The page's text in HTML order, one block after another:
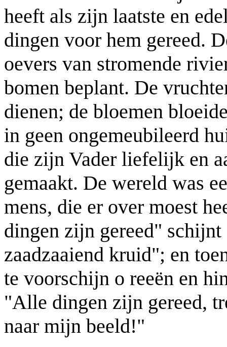
heeft als zijn laatste en
dingen voor hem gereed.
oevers van stromende
bomen beplant. De
dienen; de bloemen
in geen ongemeubileerd
die zijn Vader liefelijk en
gemaakt. De wereld was
mens, die er over moest
dingen zijn gereed"
zaadzaaiend kruid"; en
te voorschijn o reeën en
"Alle dingen zijn gereed,
naar mijn beeld!"